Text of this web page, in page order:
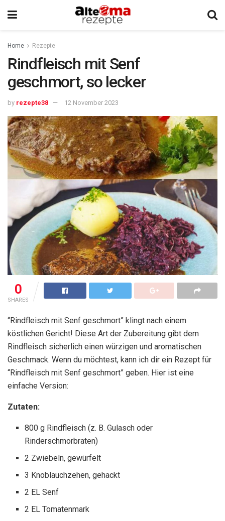
Home Rezepte
Rindfleisch mit Senf
geschmort, so lecker
by rezepte38 12 November 2023
0
SHARES
“Rindfleisch mit Senf geschmort” klingt nach einem
köstlichen Gericht! Diese Art der Zubereitung gibt dem
Rindfleisch sicherlich einen würzigen und aromatischen
Geschmack. Wenn du möchtest, kann ich dir ein Rezept für
“Rindfleisch mit Senf geschmort” geben. Hier ist eine
einfache Version:
Zutaten:
800 g Rindfleisch (z. B. Gulasch oder
Rinderschmorbraten)
2 Zwiebeln, gewürfelt
3 Knoblauchzehen, gehackt
2 EL Senf
2 EL Tomatenmark